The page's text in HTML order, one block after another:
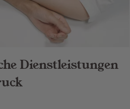
Dienstleistungen